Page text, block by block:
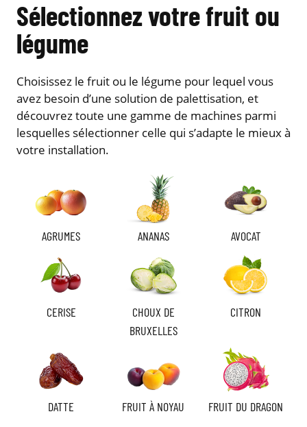
Sélectionnez votre fruit ou
légume
Choisissez le fruit ou le légume pour lequel vous
avez besoin d’une solution de palettisation, et
découvrez toute une gamme de machines parmi
lesquelles sélectionner celle qui s’adapte le mieux à
votre installation.
AGRUMES ANANAS AVOCAT
CERISE
CHOUX DE
BRUXELLES
CITRON
DATTE FRUIT À NOYAU FRUIT DU DRAGON